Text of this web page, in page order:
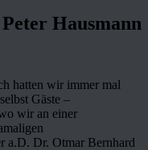
Hausmann
hatten wir immer mal
Gäste –
wir an einer
a.D. Dr. Otmar Bernhard